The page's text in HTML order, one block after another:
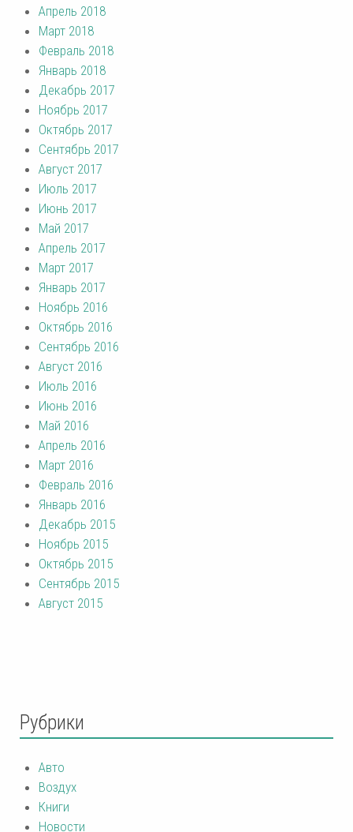
Апрель 2018
Март 2018
Февраль 2018
Январь 2018
Декабрь 2017
Ноябрь 2017
Октябрь 2017
Сентябрь 2017
Август 2017
Июль 2017
Июнь 2017
Май 2017
Апрель 2017
Март 2017
Январь 2017
Ноябрь 2016
Октябрь 2016
Сентябрь 2016
Август 2016
Июль 2016
Июнь 2016
Май 2016
Апрель 2016
Март 2016
Февраль 2016
Январь 2016
Декабрь 2015
Ноябрь 2015
Октябрь 2015
Сентябрь 2015
Август 2015
Рубрики
Авто
Воздух
Книги
Новости